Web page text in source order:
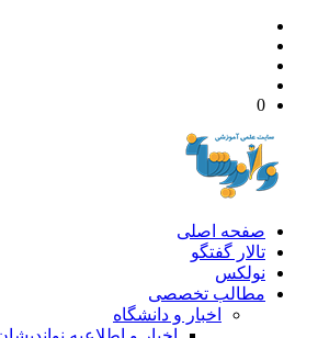
صفحه اصلی
تالار گفتگو
نولکس
مطالب تخصصی
اخبار و دانشگاه